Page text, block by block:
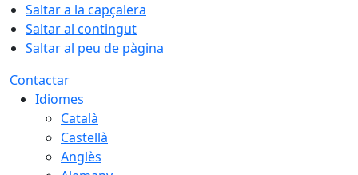
Saltar a la capçalera
Saltar al contingut
Saltar al peu de pàgina
Contactar
Idiomes
Català
Castellà
Anglès